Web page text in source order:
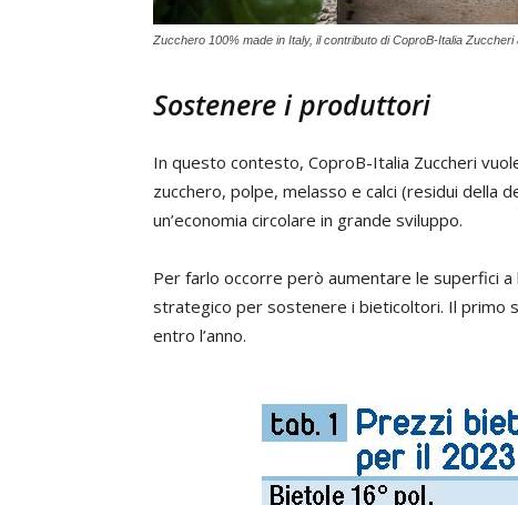
Zucchero 100% made in Italy, il contributo di CoproB-Italia Zuccheri
Sostenere i produttori
In questo contesto, CoproB-Italia Zuccheri
zucchero, polpe, melasso e calci (residui della
un’economia circolare in grande sviluppo.
Per farlo occorre però aumentare le superfici
strategico per sostenere i bieticoltori. Il primo
entro l’anno.